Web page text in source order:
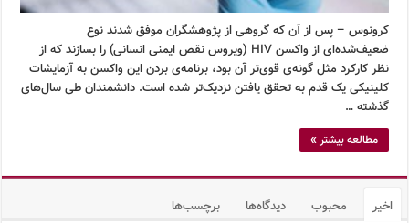
کرونوس – پس از آن که گروهی از پژوهشگران موفق شدند نوع
ضعیف‌شده‌ای از واکسن HIV (ویروس نقص ایمنی انسانی) را بسازند که از
نظر کارکرد مثل گونه‌ی قوی‌تر آن بود، برنامه‌ی بردن این واکسن به آزمایشات
کلینیکی یک قدم به تحقق یافتن نزدیک‌تر شده است. دانشمندان طی سال‌های
گذشته …
مطالعه بیشتر »
اخیر محبوب دیدگاه‌ها برچسب‌ها